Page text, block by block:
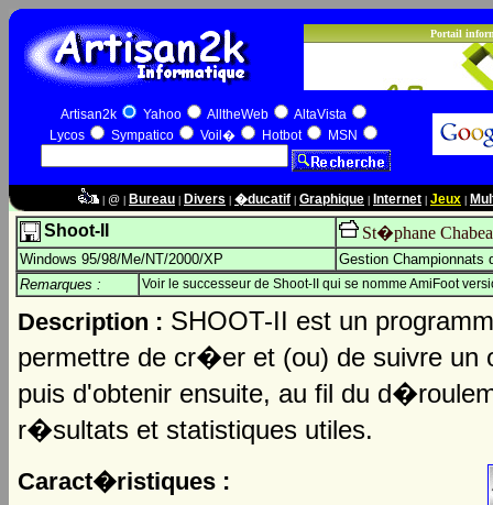
Artisan2k Yahoo AlltheWeb
AltaVista
Lycos
Sympatico Voil� Hotbot MSN
@ Bureau Divers �ducatif Graphique Internet Jeux
Shoot-II St�phane
Windows 95/98/Me/NT/2000/XP
Gestion Championnats
Remarques :
Voir le successeur de Shoot-II qui se nomme AmiFoot
Description : SHOOT-II est un
permettre de cr�er et (ou) de suivre un
puis d'obtenir ensuite, au fil du
r�sultats et statistiques utiles.
Caract�ristiques :